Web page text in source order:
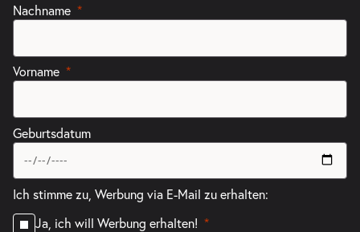
Nachname
Vorname
Geburtsdatum
Ich stimme zu, Werbung via E-Mail zu erhalten:
Ja, ich will Werbung erhalten!